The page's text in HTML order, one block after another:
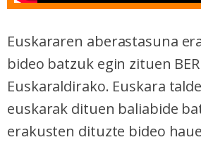
Euskararen aberastasuna
bideo batzuk egin zituen
Euskaraldirako. Euskara
euskarak dituen baliabide
erakusten dituzte bideo